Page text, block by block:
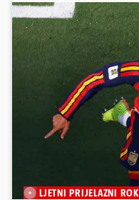
LJETNI PRIJELAZNI ROK